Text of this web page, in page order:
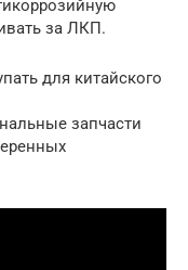
за ЛКП.
для китайского
запчасти